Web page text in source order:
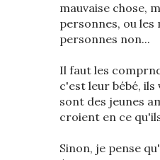
mauvaise chose,
personnes, ou les
personnes non...
Il faut les
c'est leur bébé, ils
sont des jeunes
croient en ce
Sinon, je pense